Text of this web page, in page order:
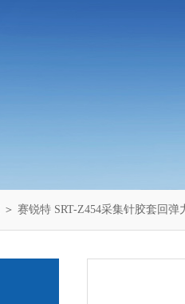
＞ 赛锐特 SRT-Z454采集针胶套回